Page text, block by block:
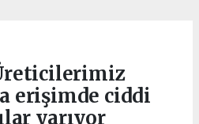
erişimde ciddi
yarıyor